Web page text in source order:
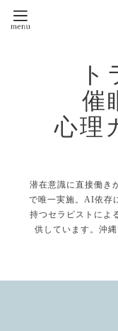
ト
催
心理
潜在意識に直接働き
で唯一実施。AI依存
持つセラピストによ
供しています。沖